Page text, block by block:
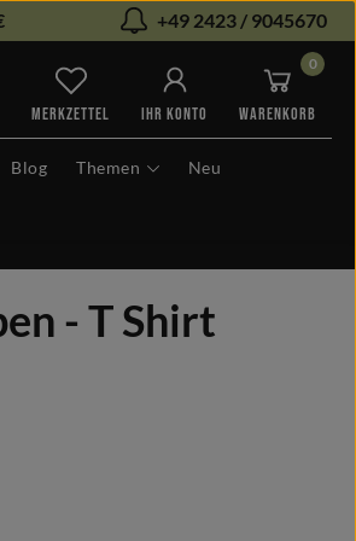
+49 2423 / 9045670
Du hast 0 Produkte auf dem
MERKZETTEL IHR KONTO
0
WARENKORB
Blog Themen
Neu
- T Shirt